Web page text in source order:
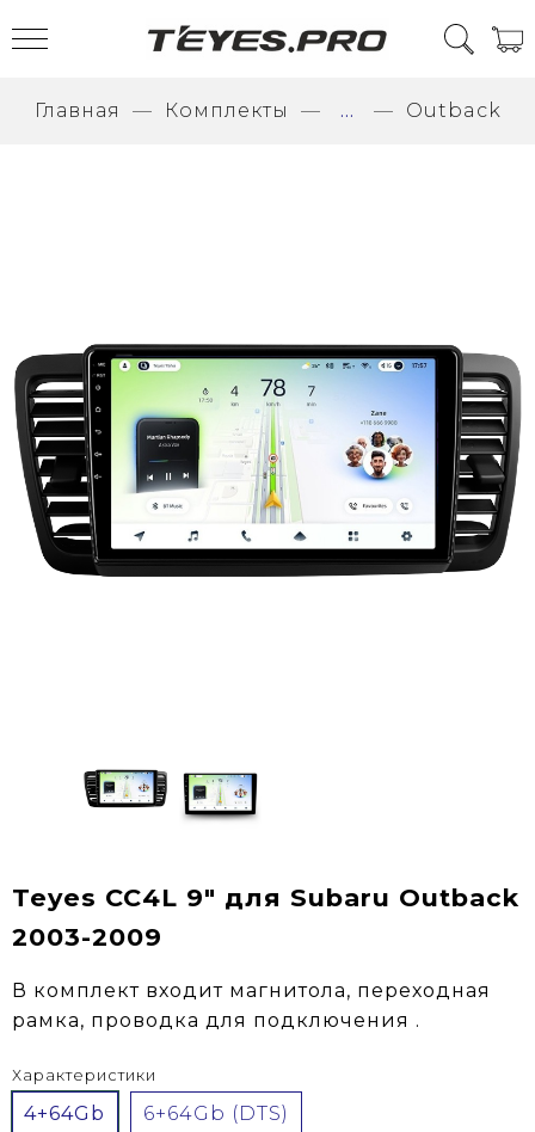
Главная Комплекты ... Outback
Teyes CC4L 9" для Subaru Outback
2003-2009
В комплект входит магнитола, переходная
рамка, проводка для подключения .
Характеристики
4+64Gb 6+64Gb (DTS)